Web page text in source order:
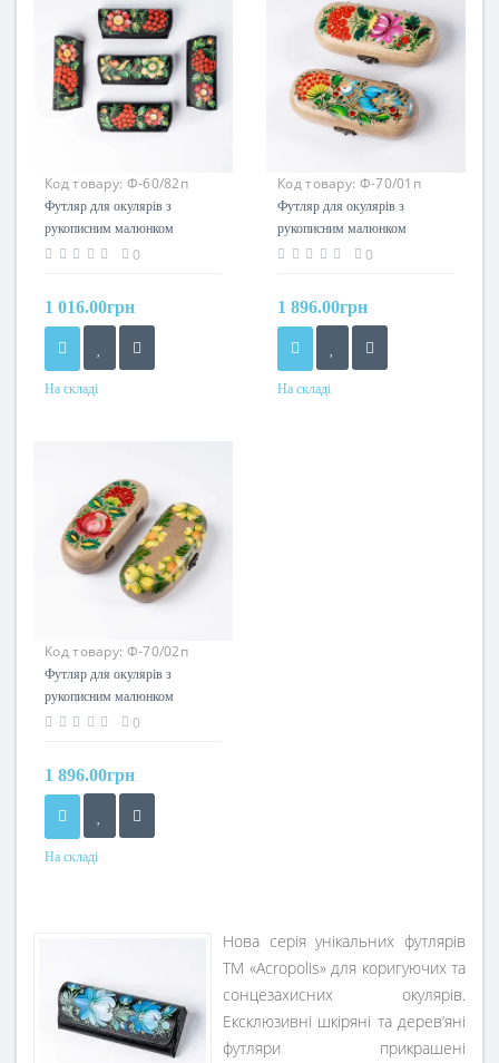
Код товару: Ф-60/82п
Футляр для окулярів з
рукописним малюнком
"Петриківський Розпис".
0
1 016.00грн
На складі
Код товару: Ф-70/01п
Футляр для окулярів з
рукописним малюнком
"Петриківський Розпис".
0
1 896.00грн
На складі
Код товару: Ф-70/02п
Футляр для окулярів з
рукописним малюнком
"Петриківський Розпис".
0
1 896.00грн
На складі
Нова серія унікальних футлярів
ТМ «Aсropolis» для коригуючих та
сонцезахисних окулярів.
Ексклюзивні шкіряні та дерев’яні
футляри прикрашені